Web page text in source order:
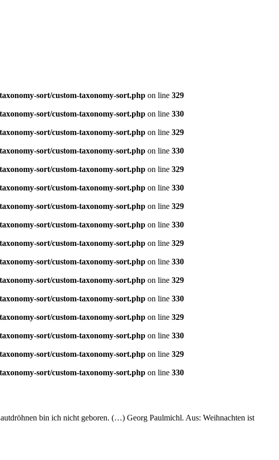
sort/custom-taxonomy-sort.php on line 329
sort/custom-taxonomy-sort.php on line 330
sort/custom-taxonomy-sort.php on line 329
sort/custom-taxonomy-sort.php on line 330
sort/custom-taxonomy-sort.php on line 329
sort/custom-taxonomy-sort.php on line 330
sort/custom-taxonomy-sort.php on line 329
sort/custom-taxonomy-sort.php on line 330
sort/custom-taxonomy-sort.php on line 329
sort/custom-taxonomy-sort.php on line 330
sort/custom-taxonomy-sort.php on line 329
sort/custom-taxonomy-sort.php on line 330
sort/custom-taxonomy-sort.php on line 329
sort/custom-taxonomy-sort.php on line 330
sort/custom-taxonomy-sort.php on line 329
sort/custom-taxonomy-sort.php on line 330
bin ich nicht geboren. (…) Georg Paulmichl. Aus: Weihnachten ist